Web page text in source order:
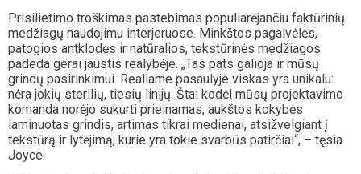
Prisilietimo troškimas pastebimas populiarėjančiu faktūrinių
medžiagų naudojimu interjeruose. Minkštos pagalvėlės,
patogios antklodės ir natūralios, tekstūrinės medžiagos
padeda gerai jaustis realybėje. „Tas pats galioja ir mūsų
grindų pasirinkimui. Realiame pasaulyje viskas yra unikalu:
nėra jokių sterilių, tiesių linijų. Štai kodėl mūsų projektavimo
komanda norėjo sukurti prieinamas, aukštos kokybės
laminuotas grindis, artimas tikrai medienai, atsižvelgiant į
tekstūrą ir lytėjimą, kurie yra tokie svarbūs patirčiai“, – tęsia
Joyce.